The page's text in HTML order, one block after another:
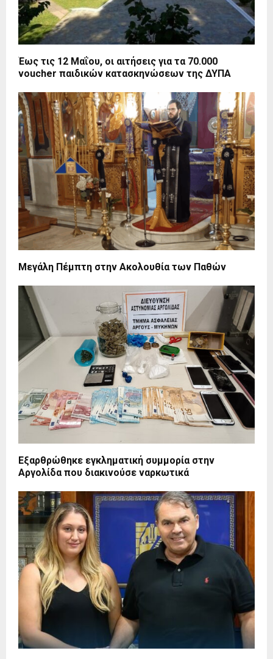
Έως τις 12 Μαΐου, οι αιτήσεις για τα 70.000
voucher παιδικών κατασκηνώσεων της ΔΥΠΑ
Μεγάλη Πέμπτη στην Ακολουθία των Παθών
Εξαρθρώθηκε εγκληματική συμμορία στην
Αργολίδα που διακινούσε ναρκωτικά